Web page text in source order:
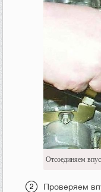
Отсоединяем
Проверяем